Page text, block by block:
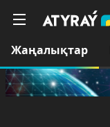
Жаңалықтар